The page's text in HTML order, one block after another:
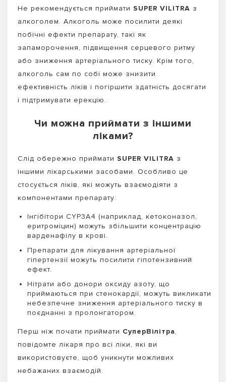
Не рекомендується приймати SUPER VILITRA з
алкоголем. Алкоголь може посилити деякі
побічні ефекти препарату, такі як
запаморочення, підвищення серцевого ритму
або зниження артеріального тиску. Крім того,
алкоголь сам по собі може знизити
ефективність ліків і погіршити здатність досягати
і підтримувати ерекцію.
Чи можна приймати з іншими
ліками?
Слід обережно приймати SUPER VILITRA з
іншими лікарськими засобами. Особливо це
стосується ліків, які можуть взаємодіяти з
компонентами препарату:
Інгібітори CYP3A4 (наприклад, кетоконазол,
еритроміцин) можуть збільшити концентрацію
варденафілу в крові.
Препарати для лікування артеріальної
гіпертензії можуть посилити гіпотензивний
ефект.
Нітрати або донори оксиду азоту, що
приймаються при стенокардії, можуть викликати
небезпечне зниження артеріального тиску в
поєднанні з пролонгатором.
Перш ніж почати приймати СуперВілітра,
повідомте лікаря про всі ліки, які ви
використовуєте, щоб уникнути можливих
небажаних взаємодій.